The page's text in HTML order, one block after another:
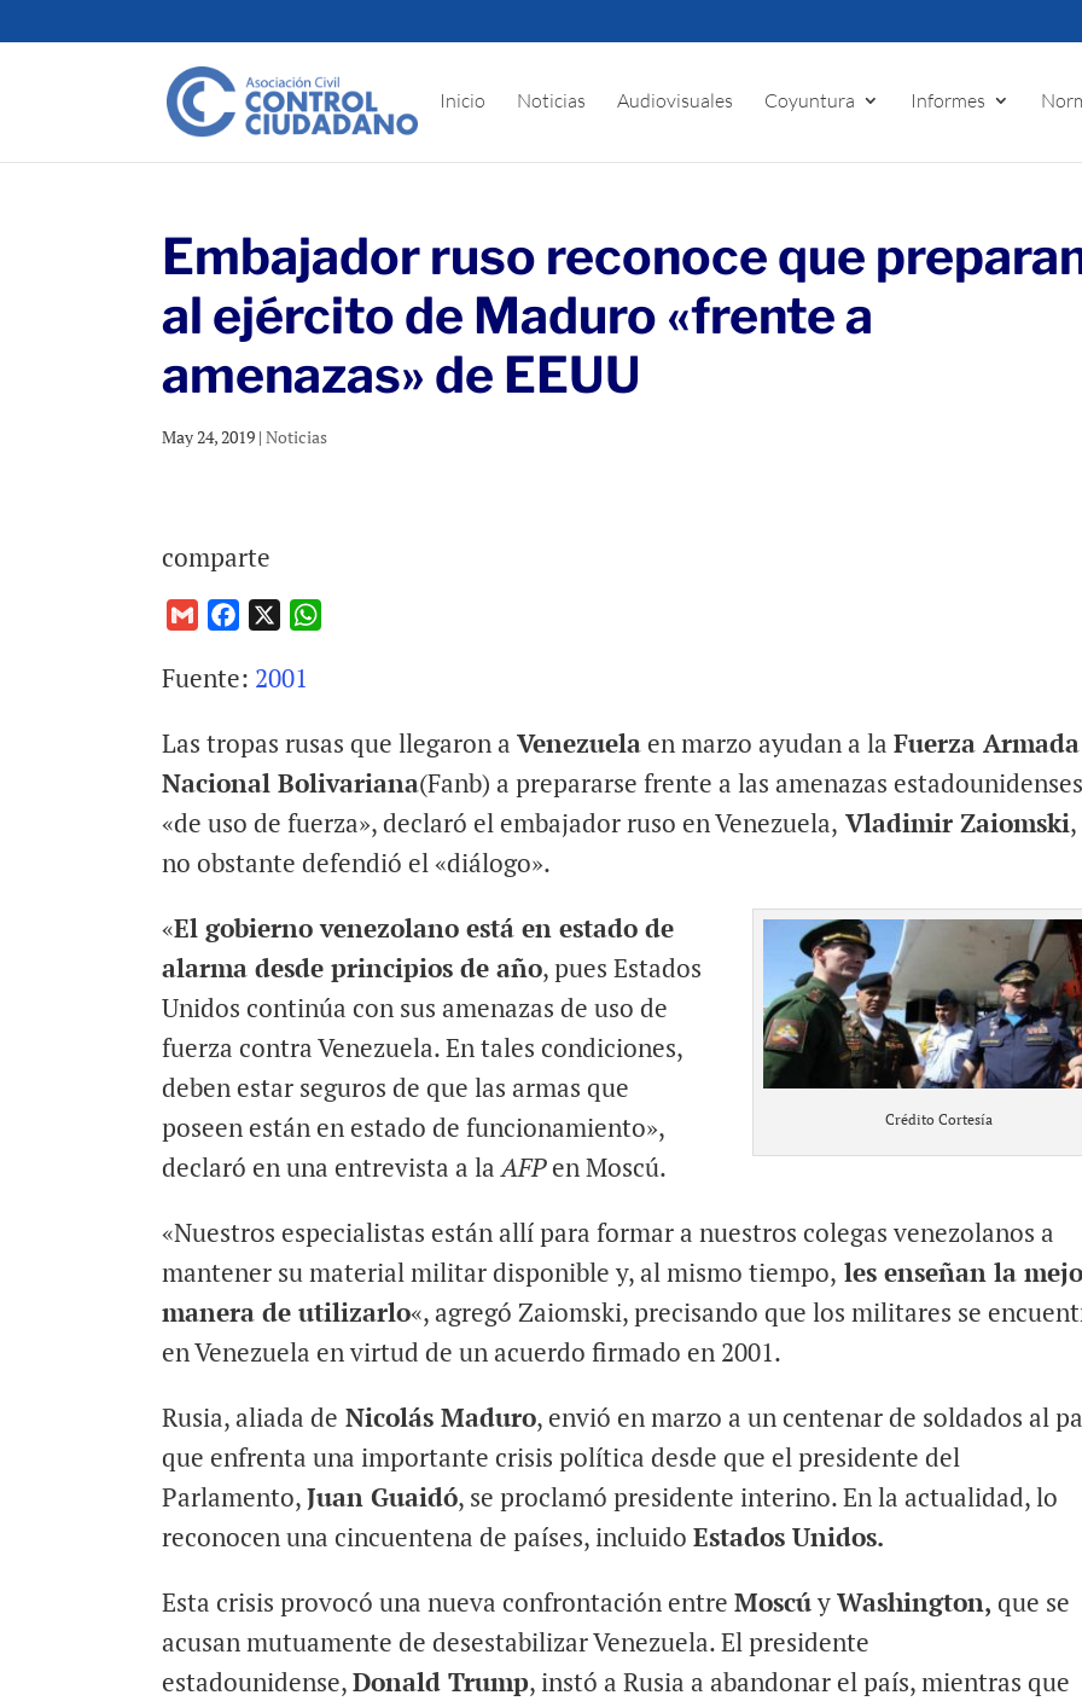
Inicio Noticias Audiovisuales Coyuntura Informes
Embajador ruso reconoce que
al ejército de Maduro «frente a
amenazas» de EEUU
May 24, 2019 |Noticias
comparte
G
a
l
c
b
k
s
A
p
Fuente: 2001
Las tropas rusas que llegaron aVenezuelaen marzo ayudan a laFuerza Armada
Nacional Bolivariana(Fanb) a prepararse frente a las amenazas estadounidenses
«de uso de fuerza», declaró el embajador ruso en Venezuela, Vladimir Zaiomski
no obstante defendió el «diálogo».
Crédito Cortesía
«El gobierno venezolano está en estado de
alarma desde principios de año, pues Estados
Unidos continúa con sus amenazas de uso de
fuerza contra Venezuela. En tales condiciones,
deben estar seguros de que las armas que
poseen están en estado de funcionamiento»,
declaró en una entrevista a laAFPen Moscú.
«Nuestros especialistas están allí para formar a nuestros colegas venezolanos a
mantener su material militar disponible y, al mismo tiempo, les enseñan la
manera de utilizarlo«, agregó Zaiomski, precisando que los militares se
en Venezuela en virtud de un acuerdo firmado en 2001.
Rusia, aliada de Nicolás Maduro, envió en marzo a un centenar de soldados al
que enfrenta una importante crisis política desde que el presidente del
Parlamento,Juan Guaidó, se proclamó presidente interino. En la actualidad, lo
reconocen una cincuentena de países, incluidoEstados Unidos.
Esta crisis provocó una nueva confrontación entreMoscúyWashington, que se
acusan mutuamente de desestabilizar Venezuela. El presidente
estadounidense,Donald Trump, instó a Rusia a abandonar el país, mientras que